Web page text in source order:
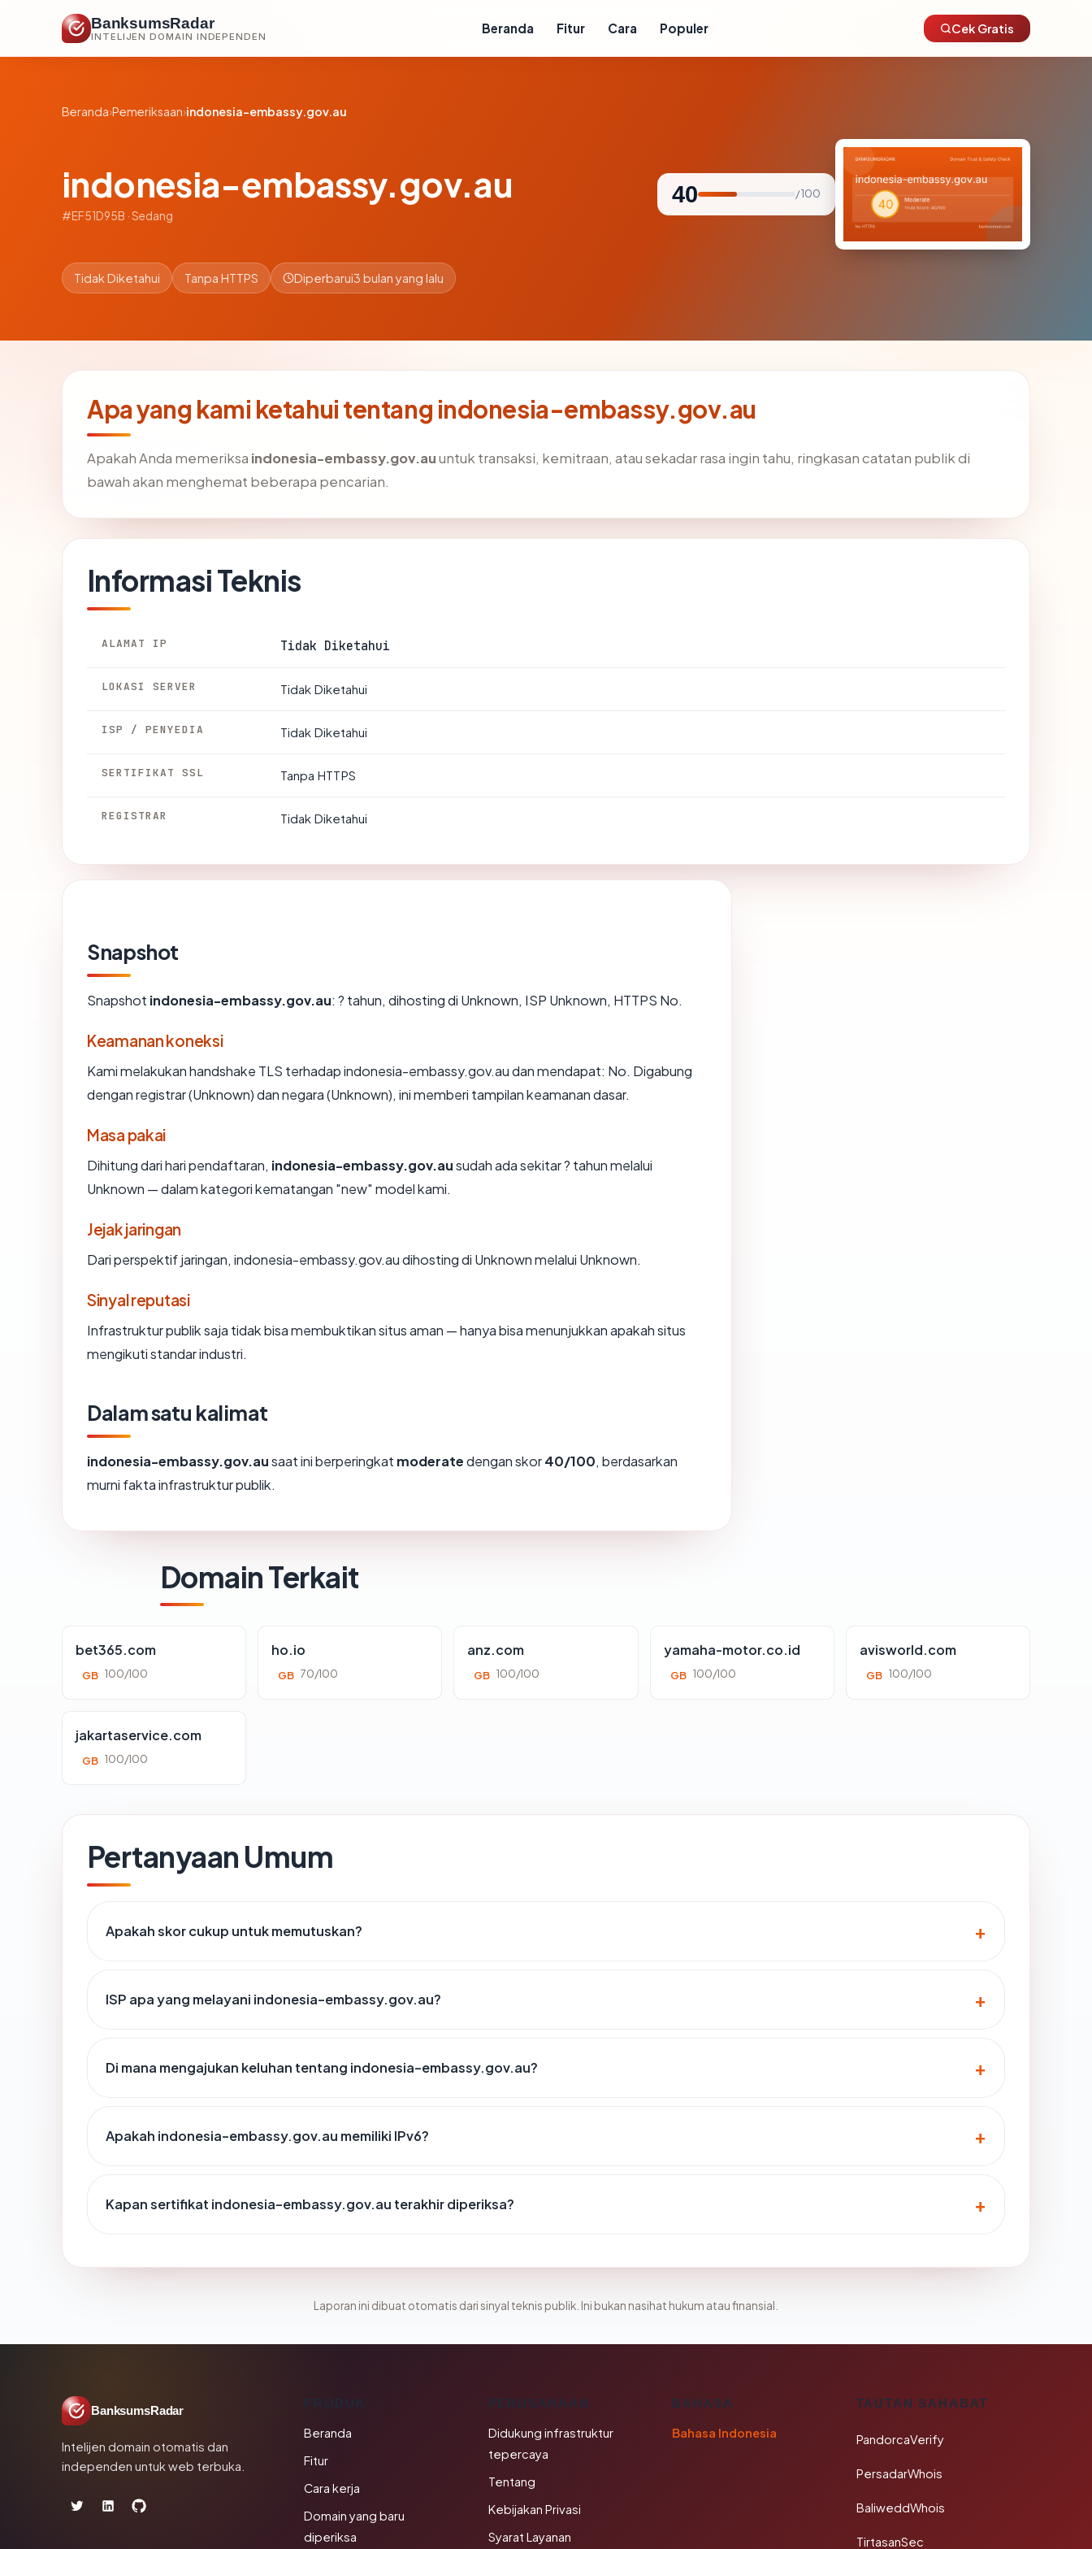
BanksumsRadar
INTELIJEN DOMAIN INDEPENDEN
Beranda Fitur Cara Populer Cek Gratis
Beranda›Pemeriksaan›indonesia-embassy.gov.au
indonesia-embassy.gov.au
#EF51D95B · Sedang
40 / 100
Tidak Diketahui Tanpa HTTPS Diperbarui3 bulan yang lalu
Apa yang kami ketahui tentang indonesia-embassy.gov.au
Apakah Anda memeriksa indonesia-embassy.gov.auuntuk transaksi, kemitraan, atau sekadar rasa ingin tahu, ringkasan catatan publik di
bawah akan menghemat beberapa pencarian.
Informasi Teknis
ALAMAT IP Tidak Diketahui
LOKASI SERVER Tidak Diketahui
ISP / PENYEDIA Tidak Diketahui
SERTIFIKAT SSL Tanpa HTTPS
REGISTRAR Tidak Diketahui
Snapshot
Snapshot indonesia-embassy.gov.au: ? tahun, dihosting di Unknown, ISP Unknown, HTTPS No.
Keamanan koneksi
Kami melakukan handshake TLS terhadap indonesia-embassy.gov.au dan mendapat: No. Digabung
dengan registrar (Unknown) dan negara (Unknown), ini memberi tampilan keamanan dasar.
Masa pakai
Dihitung dari hari pendaftaran, indonesia-embassy.gov.ausudah ada sekitar ? tahun melalui
Unknown — dalam kategori kematangan "new" model kami.
Jejak jaringan
Dari perspektif jaringan, indonesia-embassy.gov.au dihosting di Unknown melalui Unknown.
Sinyal reputasi
Infrastruktur publik saja tidak bisa membuktikan situs aman — hanya bisa menunjukkan apakah situs
mengikuti standar industri.
Dalam satu kalimat
indonesia-embassy.gov.ausaat ini berperingkat moderatedengan skor40/100, berdasarkan
murni fakta infrastruktur publik.
Domain Terkait
bet365.com
GB 100/100
ho.io
GB 70/100
anz.com
GB 100/100
yamaha-motor.co.id
GB 100/100
avisworld.com
GB 100/100
jakartaservice.com
GB 100/100
Pertanyaan Umum
Apakah skor cukup untuk memutuskan?
ISP apa yang melayani indonesia-embassy.gov.au?
Di mana mengajukan keluhan tentang indonesia-embassy.gov.au?
Apakah indonesia-embassy.gov.au memiliki IPv6?
Kapan sertifikat indonesia-embassy.gov.au terakhir diperiksa?
Laporan ini dibuat otomatis dari sinyal teknis publik. Ini bukan nasihat hukum atau finansial.
BanksumsRadar
Intelijen domain otomatis dan
independen untuk web terbuka.
Beranda
Fitur
Cara kerja
Domain yang baru
diperiksa
PERUSAHAAN
Didukung infrastruktur
tepercaya
Tentang
Kebijakan Privasi
Syarat Layanan
BAHASA
Bahasa Indonesia
TAUTAN SAHABAT
PandorcaVerify
PersadarWhois
BaliweddWhois
TirtasanSec